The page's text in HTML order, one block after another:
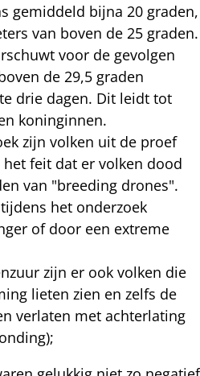
gemiddeld bijna 20 graden,
van boven de 25 graden.
voor de gevolgen
de 29,5 graden
drie dagen. Dit leidt tot
koninginnen.
zijn volken uit de proef
feit dat er volken dood
van "breeding drones".
het onderzoek
of door een extreme
zijn er ook volken die
lieten zien en zelfs de
verlaten met achterlating